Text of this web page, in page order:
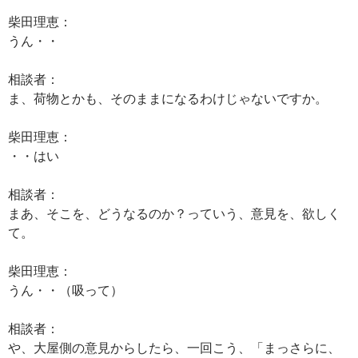
柴田理恵：
うん・・
相談者：
ま、荷物とかも、そのままになるわけじゃないですか。
柴田理恵：
・・はい
相談者：
まあ、そこを、どうなるのか？っていう、意見を、欲しく
て。
柴田理恵：
うん・・（吸って）
相談者：
や、大屋側の意見からしたら、一回こう、「まっさらに、